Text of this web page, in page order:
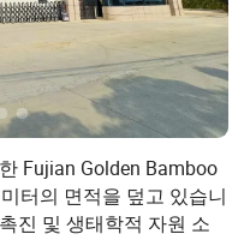
Fujian Golden Bamboo
터의 면적을 덮고 있습니
진 및 생태학적 자원 소